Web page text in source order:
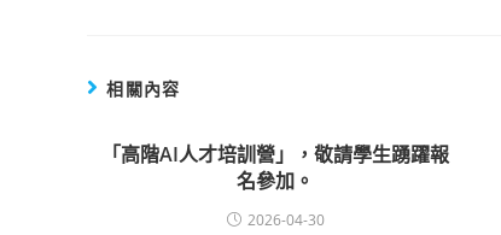
相關內容
「高階AI人才培訓營」，敬請學生踴躍報
名參加。
2026-04-30